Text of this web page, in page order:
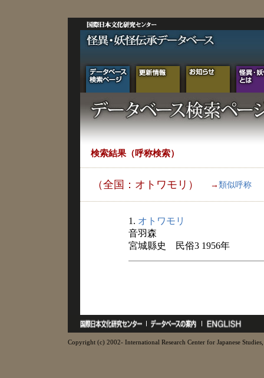
検索結果（呼称検索）
（全国：オトワモリ） → 類似呼称
1. オトワモリ
音羽森
宮城縣史 民俗3 1956年
Copyright (c) 2002- International Research Center for Japanese